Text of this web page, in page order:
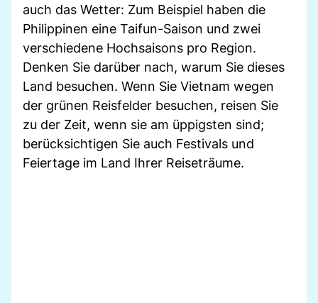
auch das Wetter: Zum Beispiel haben die
Philippinen eine Taifun-Saison und zwei
verschiedene Hochsaisons pro Region.
Denken Sie darüber nach, warum Sie dieses
Land besuchen. Wenn Sie Vietnam wegen
der grünen Reisfelder besuchen, reisen Sie
zu der Zeit, wenn sie am üppigsten sind;
berücksichtigen Sie auch Festivals und
Feiertage im Land Ihrer Reiseträume.